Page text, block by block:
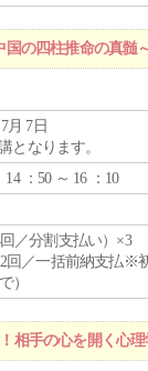
の四柱推命の真髄
月 7日
となります。
14 ：50 ～ 16 ：10
回／分割支払い）×3
回／一括前納支払※
）
相手の心を開く心理